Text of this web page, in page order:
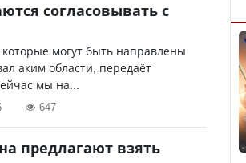
согласовывать с
могут быть направлены
аким области, передаёт
мы на...
647
предлагают взять